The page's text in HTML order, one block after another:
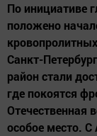
По инициативе
положено
Санкт-
район стали
где покоятся
Отечественная
особое место. С